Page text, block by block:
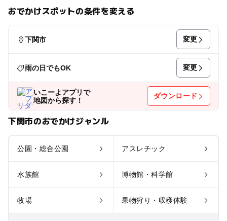
おでかけスポットの条件を変える
下関市 変更
雨の日でもOK 変更
いこーよアプリで
地図から探す！
ダウンロード
下関市のおでかけジャンル
公園・総合公園 アスレチック
水族館 博物館・科学館
牧場 果物狩り・収穫体験